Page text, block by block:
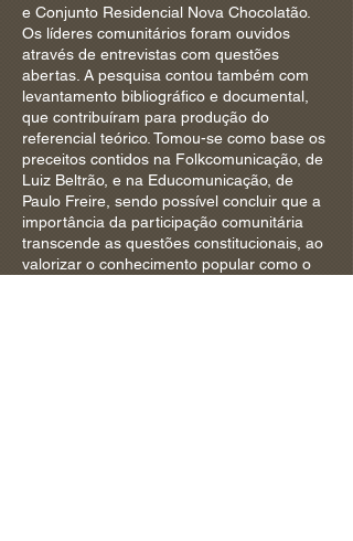
e Conjunto Residencial Nova Chocolatão.
Os líderes comunitários foram ouvidos
através de entrevistas com questões
abertas. A pesquisa contou também com
levantamento bibliográfico e documental,
que contribuíram para produção do
referencial teórico. Tomou-se como base os
preceitos contidos na Folkcomunicação, de
Luiz Beltrão, e na Educomunicação, de
Paulo Freire, sendo possível concluir que a
importância da participação comunitária
transcende as questões constitucionais, ao
valorizar o conhecimento popular como o